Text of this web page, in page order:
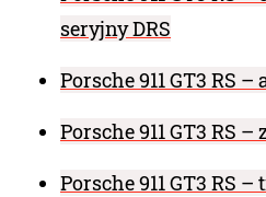
seryjny DRS
Porsche 911 GT3 RS
Porsche 911 GT3 RS
Porsche 911 GT3 RS